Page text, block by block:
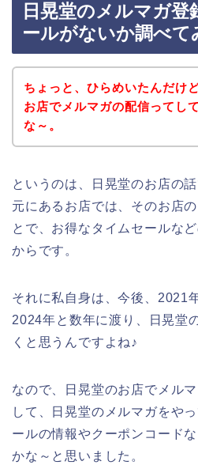
日晃堂のメルマガ登
ールがないか調べて
ちょっと、ひらめいたんだけ
お店でメルマガの配信ってし
な～。
というのは、日晃堂のお店の
元にあるお店では、そのお店
とで、お得なタイムセールな
からです。
それに私自身は、今後、2021
2024年と数年に渡り、日晃堂
くと思うんですよね♪
なので、日晃堂のお店でメル
して、日晃堂のメルマガをや
ールの情報やクーポンコード
かな～と思いました。